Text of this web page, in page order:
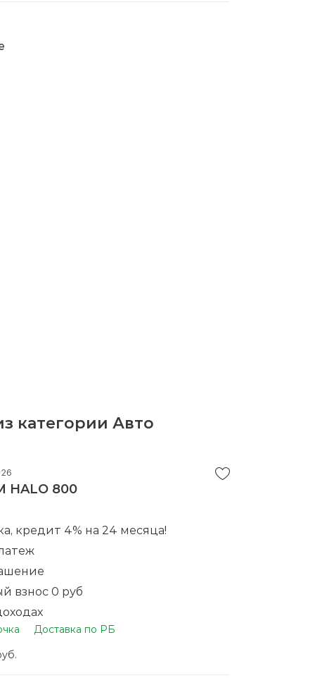
категории Авто
HALO 800
кредит 4% на 24 месяца!
взнос 0 руб
телефону
у нас вы получаете баллы на
Доставка по РБ